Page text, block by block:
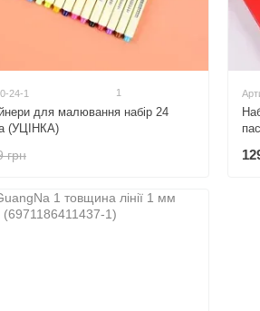
24-1 1
для малювання набір 24
(УЦІНКА)
грн